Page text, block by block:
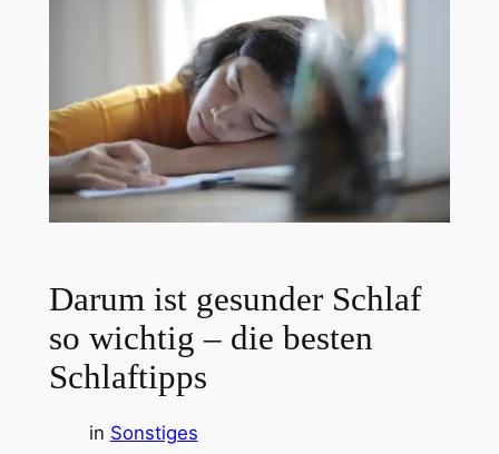
Darum ist gesunder Schlaf
so wichtig – die besten
Schlaftipps
in Sonstiges